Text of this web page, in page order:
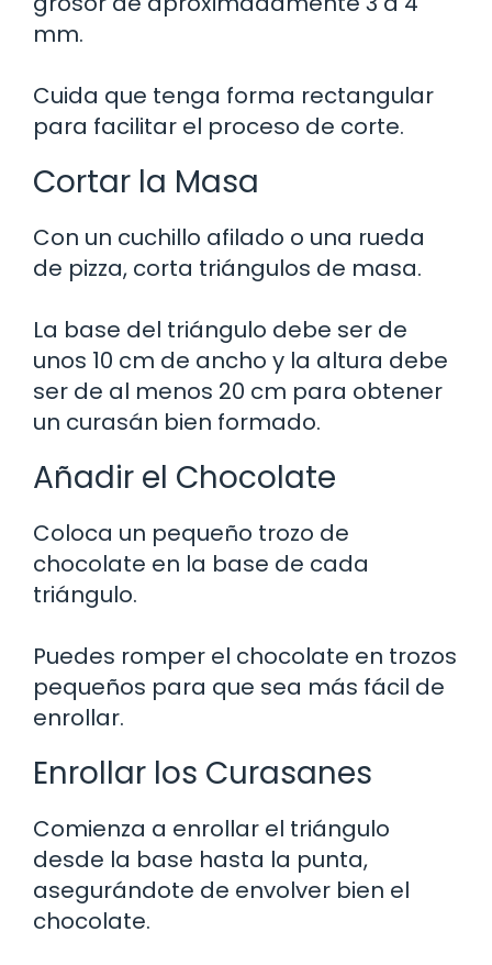
mm.
Cuida que tenga forma rectangular
para facilitar el proceso de corte.
Cortar la Masa
Con un cuchillo afilado o una rueda
de pizza, corta triángulos de masa.
La base del triángulo debe ser de
unos 10 cm de ancho y la altura debe
ser de al menos 20 cm para obtener
un curasán bien formado.
Añadir el Chocolate
Coloca un pequeño trozo de
chocolate en la base de cada
triángulo.
Puedes romper el chocolate en trozos
pequeños para que sea más fácil de
enrollar.
Enrollar los Curasanes
Comienza a enrollar el triángulo
desde la base hasta la punta,
asegurándote de envolver bien el
chocolate.